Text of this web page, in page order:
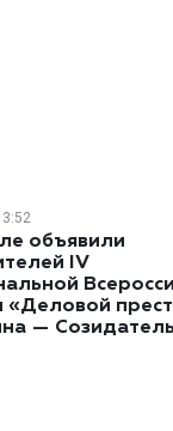
объявили
IV
«Деловой
—